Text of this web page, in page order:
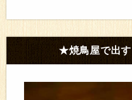
★焼鳥屋で出